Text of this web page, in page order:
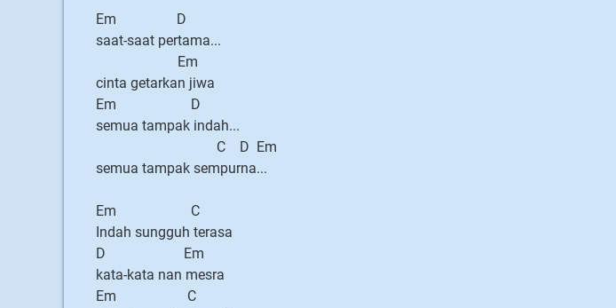
Em D
saat-saat pertama...
Em
cinta getarkan jiwa
Em D
semua tampak indah...
C D Em
semua tampak sempurna...
Em C
Indah sungguh terasa
D Em
kata-kata nan mesra
Em C